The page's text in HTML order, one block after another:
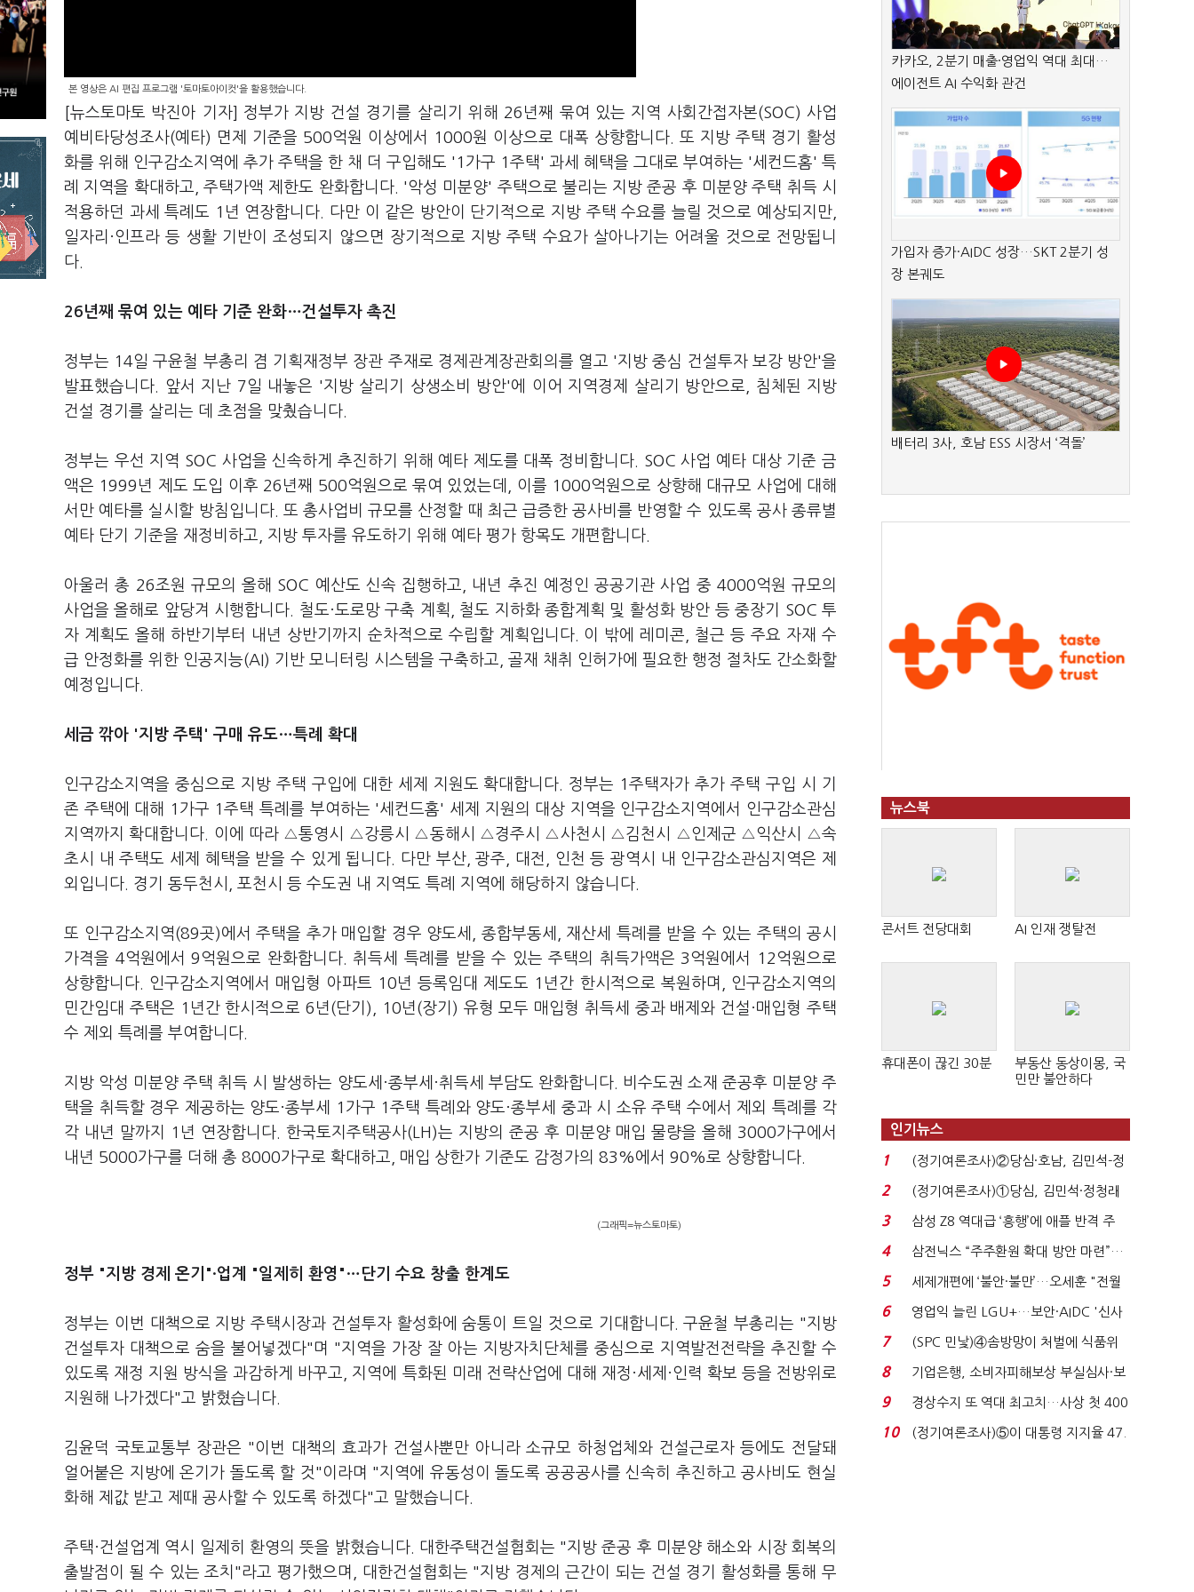
본 영상은 AI 편집 프로그램 '토마토아이컷'을 활용했습니다.
[뉴스토마토 박진아 기자] 정부가 지방 건설 경기를 살리기 위해 26년째 묶여 있는 지역 사회간접자본(SOC) 사업
예비타당성조사(예타) 면제 기준을 500억원 이상에서 1000원 이상으로 대폭 상향합니다. 또 지방 주택 경기 활성
화를 위해 인구감소지역에 추가 주택을 한 채 더 구입해도 '1가구 1주택' 과세 혜택을 그대로 부여하는 '세컨드홈' 특
례 지역을 확대하고, 주택가액 제한도 완화합니다. '악성 미분양' 주택으로 불리는 지방 준공 후 미분양 주택 취득 시
적용하던 과세 특례도 1년 연장합니다. 다만 이 같은 방안이 단기적으로 지방 주택 수요를 늘릴 것으로 예상되지만,
일자리·인프라 등 생활 기반이 조성되지 않으면 장기적으로 지방 주택 수요가 살아나기는 어려울 것으로 전망됩니
다.
26년째 묶여 있는 예타 기준 완화…건설투자 촉진
정부는 14일 구윤철 부총리 겸 기획재정부 장관 주재로 경제관계장관회의를 열고 '지방 중심 건설투자 보강 방안'을
발표했습니다. 앞서 지난 7일 내놓은 '지방 살리기 상생소비 방안'에 이어 지역경제 살리기 방안으로, 침체된 지방
건설 경기를 살리는 데 초점을 맞췄습니다.
정부는 우선 지역 SOC 사업을 신속하게 추진하기 위해 예타 제도를 대폭 정비합니다. SOC 사업 예타 대상 기준 금
액은 1999년 제도 도입 이후 26년째 500억원으로 묶여 있었는데, 이를 1000억원으로 상향해 대규모 사업에 대해
서만 예타를 실시할 방침입니다. 또 총사업비 규모를 산정할 때 최근 급증한 공사비를 반영할 수 있도록 공사 종류별
예타 단기 기준을 재정비하고, 지방 투자를 유도하기 위해 예타 평가 항목도 개편합니다.
아울러 총 26조원 규모의 올해 SOC 예산도 신속 집행하고, 내년 추진 예정인 공공기관 사업 중 4000억원 규모의
사업을 올해로 앞당겨 시행합니다. 철도·도로망 구축 계획, 철도 지하화 종합계획 및 활성화 방안 등 중장기 SOC 투
자 계획도 올해 하반기부터 내년 상반기까지 순차적으로 수립할 계획입니다. 이 밖에 레미콘, 철근 등 주요 자재 수
급 안정화를 위한 인공지능(AI) 기반 모니터링 시스템을 구축하고, 골재 채취 인허가에 필요한 행정 절차도 간소화할
예정입니다.
세금 깎아 '지방 주택' 구매 유도…특례 확대
인구감소지역을 중심으로 지방 주택 구입에 대한 세제 지원도 확대합니다. 정부는 1주택자가 추가 주택 구입 시 기
존 주택에 대해 1가구 1주택 특례를 부여하는 '세컨드홈' 세제 지원의 대상 지역을 인구감소지역에서 인구감소관심
지역까지 확대합니다. 이에 따라 △통영시 △강릉시 △동해시 △경주시 △사천시 △김천시 △인제군 △익산시 △속
초시 내 주택도 세제 혜택을 받을 수 있게 됩니다. 다만 부산, 광주, 대전, 인천 등 광역시 내 인구감소관심지역은 제
외입니다. 경기 동두천시, 포천시 등 수도권 내 지역도 특례 지역에 해당하지 않습니다.
또 인구감소지역(89곳)에서 주택을 추가 매입할 경우 양도세, 종합부동세, 재산세 특례를 받을 수 있는 주택의 공시
가격을 4억원에서 9억원으로 완화합니다. 취득세 특례를 받을 수 있는 주택의 취득가액은 3억원에서 12억원으로
상향합니다. 인구감소지역에서 매입형 아파트 10년 등록임대 제도도 1년간 한시적으로 복원하며, 인구감소지역의
민간임대 주택은 1년간 한시적으로 6년(단기), 10년(장기) 유형 모두 매입형 취득세 중과 배제와 건설·매입형 주택
수 제외 특례를 부여합니다.
지방 악성 미분양 주택 취득 시 발생하는 양도세·종부세·취득세 부담도 완화합니다. 비수도권 소재 준공후 미분양 주
택을 취득할 경우 제공하는 양도·종부세 1가구 1주택 특례와 양도·종부세 중과 시 소유 주택 수에서 제외 특례를 각
각 내년 말까지 1년 연장합니다. 한국토지주택공사(LH)는 지방의 준공 후 미분양 매입 물량을 올해 3000가구에서
내년 5000가구를 더해 총 8000가구로 확대하고, 매입 상한가 기준도 감정가의 83%에서 90%로 상향합니다.
(그래픽=뉴스토마토)
정부 "지방 경제 온기"·업계 "일제히 환영"…단기 수요 창출 한계도
정부는 이번 대책으로 지방 주택시장과 건설투자 활성화에 숨통이 트일 것으로 기대합니다. 구윤철 부총리는 "지방
건설투자 대책으로 숨을 불어넣겠다"며 "지역을 가장 잘 아는 지방자치단체를 중심으로 지역발전전략을 추진할 수
있도록 재정 지원 방식을 과감하게 바꾸고, 지역에 특화된 미래 전략산업에 대해 재정·세제·인력 확보 등을 전방위로
지원해 나가겠다"고 밝혔습니다.
김윤덕 국토교통부 장관은 "이번 대책의 효과가 건설사뿐만 아니라 소규모 하청업체와 건설근로자 등에도 전달돼
얼어붙은 지방에 온기가 돌도록 할 것"이라며 "지역에 유동성이 돌도록 공공공사를 신속히 추진하고 공사비도 현실
화해 제값 받고 제때 공사할 수 있도록 하겠다"고 말했습니다.
주택·건설업계 역시 일제히 환영의 뜻을 밝혔습니다. 대한주택건설협회는 "지방 준공 후 미분양 해소와 시장 회복의
출발점이 될 수 있는 조치"라고 평가했으며, 대한건설협회는 "지방 경제의 근간이 되는 건설 경기 활성화를 통해 무
카카오, 2분기 매출·영업익 역대 최대…
에이전트 AI 수익화 관건
가입자 증가·AIDC 성장…SKT 2분기 성
장 본궤도
배터리 3사, 호남 ESS 시장서 ‘격돌’
뉴스북
콘서트 전당대회 AI 인재 쟁탈전
휴대폰이 끊긴 30분
부동산 동상이몽, 국
민만 불안하다
인기뉴스
1
(정기여론조사)②당심·호남, 김민석-정
청래 '초접전'...
2
(정기여론조사)①당심, 김민석·정청래
'초접전'…대통령 ...
3
삼성 Z8 역대급 ‘흥행’에 애플 반격 주
목…9월 ‘폴...
4
삼전닉스 “주주환원 확대 방안 마련”…
로이터에 성명...
5
세제개편에 ‘불안·불만’…오세훈 "전월
세 구하기 더 ...
6
영업익 늘린 LGU+…보안·AIDC '신사
업 드라이브'...
7
(SPC 민낯)④솜방망이 처벌에 식품위
생법 위반 반복...
8
기업은행, 소비자피해보상 부실심사·보
이스피싱 공시 ...
9
경상수지 또 역대 최고치…사상 첫 400
억달러에 '3% 성...
10
(정기여론조사)⑤이 대통령 지지율 47.